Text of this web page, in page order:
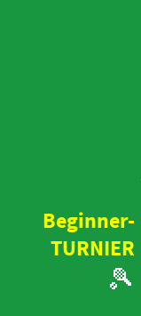
Beginner-
TURNIER
🎾